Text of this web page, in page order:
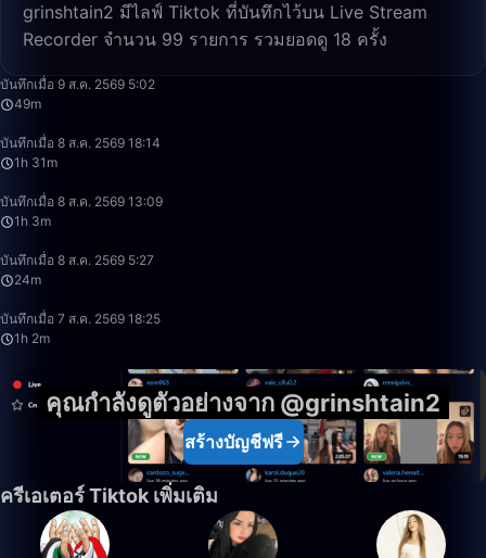
grinshtain2 มีไลฟ์ Tiktok ที่บันทึกไว้บน Live Stream
Recorder จำนวน 99 รายการ รวมยอดดู 18 ครั้ง
บันทึกเมื่อ 9 ส.ค. 2569 5:02
49m
บันทึกเมื่อ 8 ส.ค. 2569 18:14
1h 31m
บันทึกเมื่อ 8 ส.ค. 2569 13:09
1h 3m
บันทึกเมื่อ 8 ส.ค. 2569 5:27
24m
บันทึกเมื่อ 7 ส.ค. 2569 18:25
1h 2m
คุณกำลังดูตัวอย่างจาก @grinshtain2
สร้างบัญชีฟรี
ครีเอเตอร์ Tiktok เพิ่มเติม